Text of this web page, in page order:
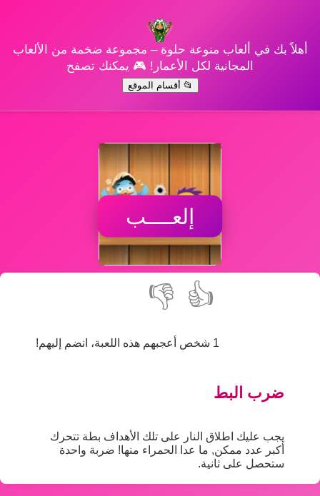
أهلاً بك في ألعاب منوعة حلوة – مجموعة ضخمة من الألعاب
المجانية لكل الأعمار! 🎮 يمكنك تصفح
📂 أقسام الموقع
إلعــــب
👍
👎
1 شخص أعجبهم هذه اللعبة، انضم إليهم!
ضرب البط
يجب عليك اطلاق النار على تلك الأهداف بطة تتحرك
أكبر عدد ممكن, ما عدا الحمراء منها! ضربة واحدة
ستحصل على ثانية.